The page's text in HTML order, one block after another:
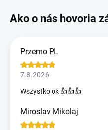
Przemo PL
7.8.2026
Wszystko ok 👍👍👍
Miroslav Mikolaj